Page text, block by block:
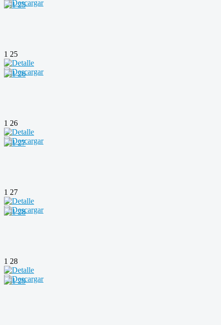
1 25
1 26
1 27
1 28